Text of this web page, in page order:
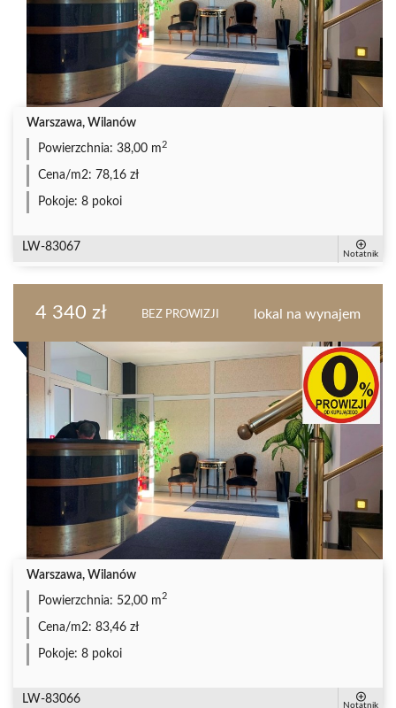
Warszawa, Wilanów
Powierzchnia: 38,00 m 2
Cena/m2: 78,16 zł
Pokoje: 8 pokoi
LW-83067
Notatnik
4 340 zł BEZ PROWIZJI lokal na wynajem
Warszawa, Wilanów
Powierzchnia: 52,00 m2
Cena/m2: 83,46 zł
Pokoje: 8 pokoi
LW-83066
Notatnik